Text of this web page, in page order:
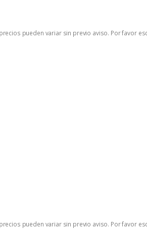
pueden variar sin previo aviso. Por favor
pueden variar sin previo aviso. Por favor